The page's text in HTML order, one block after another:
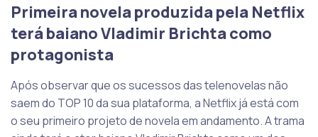
Primeira novela produzida pela Netflix
terá baiano Vladimir Brichta como
protagonista
Após observar que os sucessos das telenovelas não
saem do TOP 10 da sua plataforma, a Netflix já está com
o seu primeiro projeto de novela em andamento. A trama